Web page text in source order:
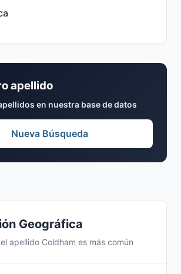
Geográfica
apellido Coldham es más común
apellido
en nuestra base de datos
Nueva Búsqueda